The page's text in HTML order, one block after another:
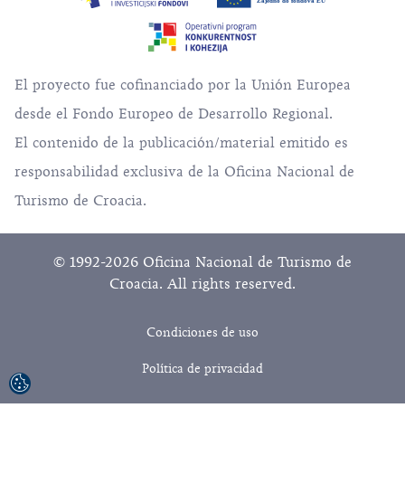
El proyecto fue cofinanciado por la Unión Europea
desde el Fondo Europeo de Desarrollo Regional.
El contenido de la publicación/material emitido es
responsabilidad exclusiva de la Oficina Nacional de
Turismo de Croacia.
© 1992-2026 Oficina Nacional de Turismo de
Croacia. All rights reserved.
Condiciones de uso
Política de privacidad